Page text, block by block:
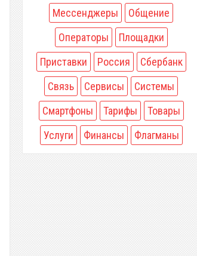
Мессенджеры
Общение
Операторы
Площадки
Приставки
Россия
Сбербанк
Связь
Сервисы
Системы
Смартфоны
Тарифы
Товары
Услуги
Финансы Флагманы